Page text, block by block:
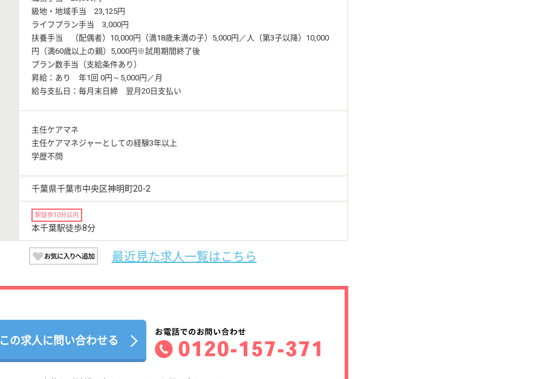
級地・地域手当 23,125円
ライフプラン手当 3,000円
扶養手当 （配偶者）10,000円（満18歳未満の子）5,000円／人（第3子以降）10,000
円（満60歳以上の親）5,000円※試用期間終了後
プラン数手当（支給条件あり）
昇給：あり 年1回 0円～5,000円／月
給与支払日：毎月末日締 翌月20日支払い
主任ケアマネ
主任ケアマネジャーとしての経験3年以上
学歴不問
千葉県千葉市中央区神明町20-2
駅徒歩10分以内
本千葉駅徒歩8分
最近見た求人一覧はこちら
この求人に問い合わせる